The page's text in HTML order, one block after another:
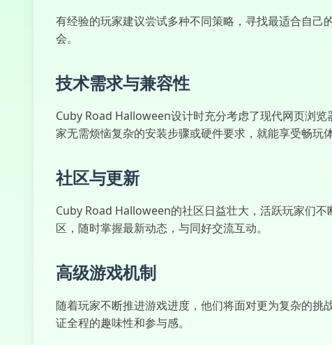
有经验的玩家建议尝试多种不同策略，寻找最适合自
会。
技术需求与兼容性
Cuby Road Halloween设计时充分考虑了现代网页浏
家无需烦恼复杂的安装步骤或硬件要求，就能享受畅玩体
社区与更新
Cuby Road Halloween的社区日益壮大，活跃玩家们
区，随时掌握最新动态，与同好交流互动。
高级游戏机制
随着玩家不断推进游戏进度，他们将面对更为复杂的
证全程的趣味性和参与感。